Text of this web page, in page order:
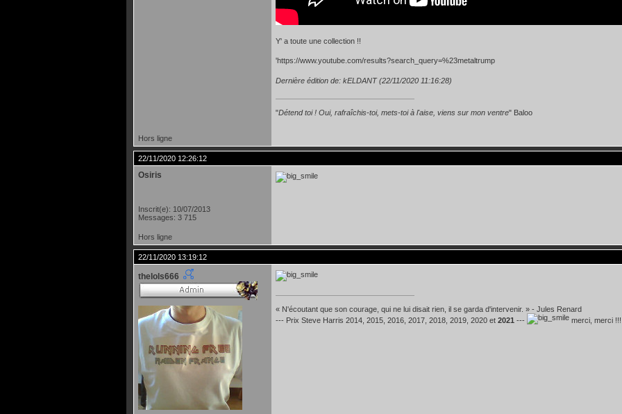
Y' a toute une collection !!
'https://www.youtube.com/results?search_query=%23metaltrump
Dernière édition de: kELDANT (22/11/2020 11:16:28)
"Détend toi ! Oui, rafraîchis-toi, mets-toi à l'aise, viens sur mon ventre" Baloo
Hors ligne
22/11/2020 12:26:12
Osiris
Inscrit(e): 10/07/2013
Messages: 3 715
Hors ligne
22/11/2020 13:19:12
thelols666
« N'écoutant que son courage, qui ne lui disait rien, il se garda d'intervenir. » - Jules Renard
--- Prix Steve Harris 2014, 2015, 2016, 2017, 2018, 2019, 2020 et 2021 --- merci, merci !!!